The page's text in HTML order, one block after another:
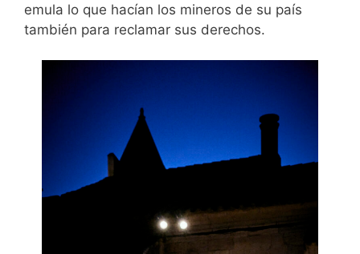
emula lo que hacían los mineros de su país
también para reclamar sus derechos.